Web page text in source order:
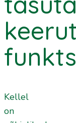
Kellel
on